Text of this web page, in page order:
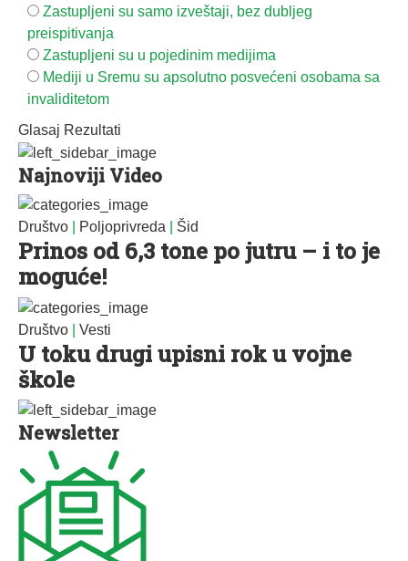
Zastupljeni su samo izveštaji, bez dubljeg
preispitivanja
Zastupljeni su u pojedinim medijima
Mediji u Sremu su apsolutno posvećeni osobama sa
invaliditetom
Glasaj Rezultati
Najnoviji Video
Društvo Poljoprivreda Šid
Prinos od 6,3 tone po jutru – i to je
moguće!
Društvo Vesti
U toku drugi upisni rok u vojne
škole
Newsletter